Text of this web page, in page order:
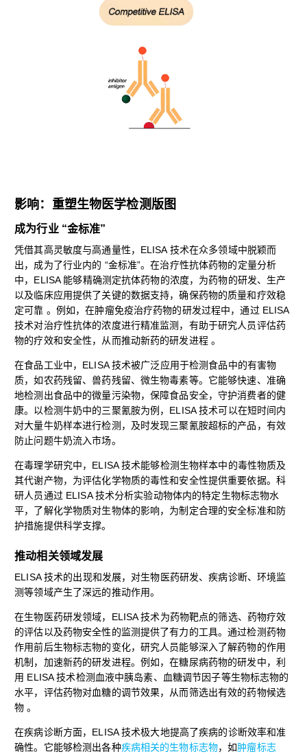
影响：重塑生物医学检测版图
成为行业 “金标准”
凭借其高灵敏度与高通量性，ELISA 技术在众多领域中脱颖而
出，成为了行业内的 “金标准”。在治疗性抗体药物的定量分析
中，ELISA 能够精确测定抗体药物的浓度，为药物的研发、生产
以及临床应用提供了关键的数据支持，确保药物的质量和疗效稳
定可靠 。例如，在肿瘤免疫治疗药物的研发过程中，通过 ELISA
技术对治疗性抗体的浓度进行精准监测，有助于研究人员评估药
物的疗效和安全性，从而推动新药的研发进程 。
在食品工业中，ELISA 技术被广泛应用于检测食品中的有害物
质，如农药残留、兽药残留、微生物毒素等。它能够快速、准确
地检测出食品中的微量污染物，保障食品安全，守护消费者的健
康。以检测牛奶中的三聚氰胺为例，ELISA 技术可以在短时间内
对大量牛奶样本进行检测，及时发现三聚氰胺超标的产品，有效
防止问题牛奶流入市场。
在毒理学研究中，ELISA 技术能够检测生物样本中的毒性物质及
其代谢产物，为评估化学物质的毒性和安全性提供重要依据。科
研人员通过 ELISA 技术分析实验动物体内的特定生物标志物水
平，了解化学物质对生物体的影响，为制定合理的安全标准和防
护措施提供科学支撑。
推动相关领域发展
ELISA 技术的出现和发展，对生物医药研发、疾病诊断、环境监
测等领域产生了深远的推动作用。
在生物医药研发领域，ELISA 技术为药物靶点的筛选、药物疗效
的评估以及药物安全性的监测提供了有力的工具。通过检测药物
作用前后生物标志物的变化，研究人员能够深入了解药物的作用
机制，加速新药的研发进程。例如，在糖尿病药物的研发中，利
用 ELISA 技术检测血液中胰岛素、血糖调节因子等生物标志物的
水平，评估药物对血糖的调节效果，从而筛选出有效的药物候选
物 。
在疾病诊断方面，ELISA 技术极大地提高了疾病的诊断效率和准
确性。它能够检测出各种疾病相关的生物标志物，如肿瘤标志